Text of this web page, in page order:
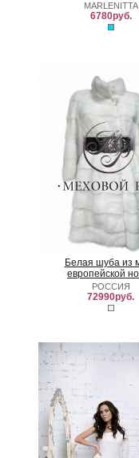
MARLENITTA
6780руб.
Белая шуба из
европейской
РОССИЯ
72990руб.